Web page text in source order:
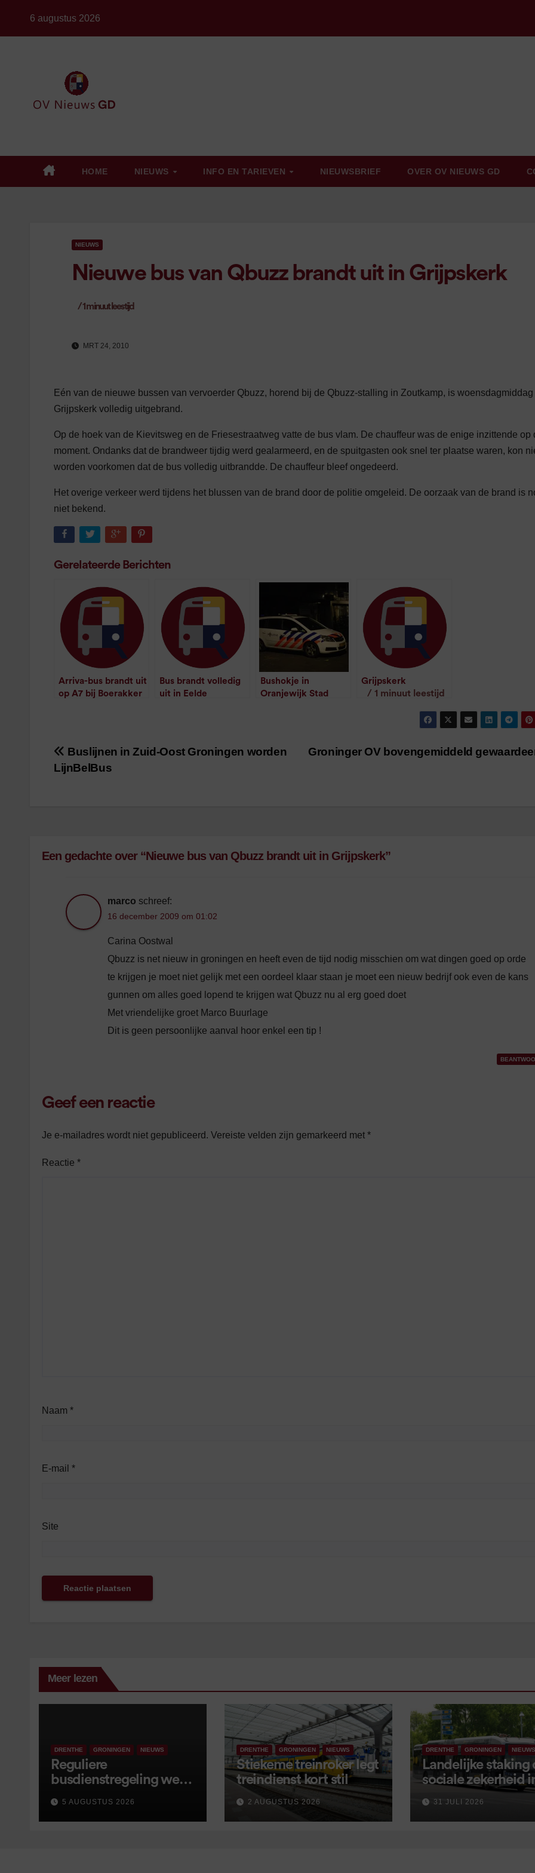
6 augustus 2026
HOME NIEUWS INFO EN TARIEVEN NIEUWSBRIEF OVER OV NIEUWS GD
NIEUWS
Nieuwe bus van Qbuzz brandt uit in Grijpskerk
/1 minuut leestijd
MRT 24, 2010
Eén van de nieuwe bussen van vervoerder Qbuzz, horend bij de Qbuzz-stalling in Zoutkamp, is
Grijpskerk volledig uitgebrand.
Op de hoek van de Kievitsweg en de Friesestraatweg vatte de bus vlam. De chauffeur was de enige inzittende op
moment. Ondanks dat de brandweer tijdig werd gealarmeerd, en de spuitgasten ook snel ter plaatse waren, kon
worden voorkomen dat de bus volledig uitbrandde. De chauffeur bleef ongedeerd.
Het overige verkeer werd tijdens het blussen van de brand door de politie omgeleid. De oorzaak van de brand is
niet bekend.
Gerelateerde Berichten
Arriva-bus brandt uit
op A7 bij Boerakker
Bus brandt volledig
uit in Eelde
Bushokje in
Oranjewijk Stad
Grijpskerk
/ 1 minuut leestijd
Bericht
navigatie
Groninger OV bovengemiddeld
Buslijnen in Zuid-Oost Groningen worden
LijnBelBus
Een gedachte over “Nieuwe bus van Qbuzz brandt uit in Grijpskerk”
marco schreef:
16 december 2009 om 01:02
Carina Oostwal
Qbuzz is net nieuw in groningen en heeft even de tijd nodig misschien om wat dingen goed op orde
te krijgen je moet niet gelijk met een oordeel klaar staan je moet een nieuw bedrijf ook even de kans
gunnen om alles goed lopend te krijgen wat Qbuzz nu al erg goed doet
Met vriendelijke groet Marco Buurlage
Dit is geen persoonlijke aanval hoor enkel een tip !
Geef een reactie
Je e-mailadres wordt niet gepubliceerd. Vereiste velden zijn gemarkeerd met *
Reactie *
Naam *
E-mail *
Site
Meer lezen
DRENTHE GRONINGEN NIEUWS
Reguliere
busdienstregeling weer
van start, met kleine
wijzigingen
5 AUGUSTUS 2026
DRENTHE GRONINGEN NIEUWS
Stiekeme treinroker legt
treindienst kort stil
2 AUGUSTUS 2026
DRENTHE GRONINGEN NIEUWS
Landelijke staking
sociale zekerheid
aangekondigd
september
31 JULI 2026